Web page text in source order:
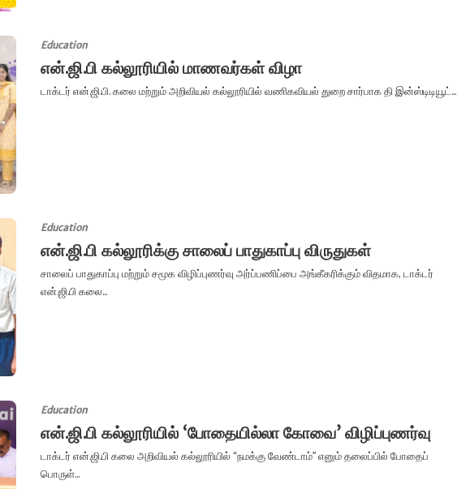
Education
என்.ஜி.பி கல்லூரியில் மாணவர்கள் விழா
டாக்டர் என்.ஜி.பி. கலை மற்றும் அறிவியல் கல்லூரியில் வணிகவியல் துறை சார்பாக தி இன்ஸ்டிடியூட்...
Education
என்.ஜி.பி கல்லூரிக்கு சாலைப் பாதுகாப்பு விருதுகள்
சாலைப் பாதுகாப்பு மற்றும் சமூக விழிப்புணர்வு அர்ப்பணிப்பை அங்கீகரிக்கும் விதமாக, டாக்டர்
என்.ஜி.பி கலை...
Education
என்.ஜி.பி கல்லூரியில் ‘போதையில்லா கோவை’ விழிப்புணர்வு
டாக்டர் என்.ஜி.பி கலை அறிவியல் கல்லூரியில் “நமக்கு வேண்டாம்” எனும் தலைப்பில் போதைப்
பொருள்...